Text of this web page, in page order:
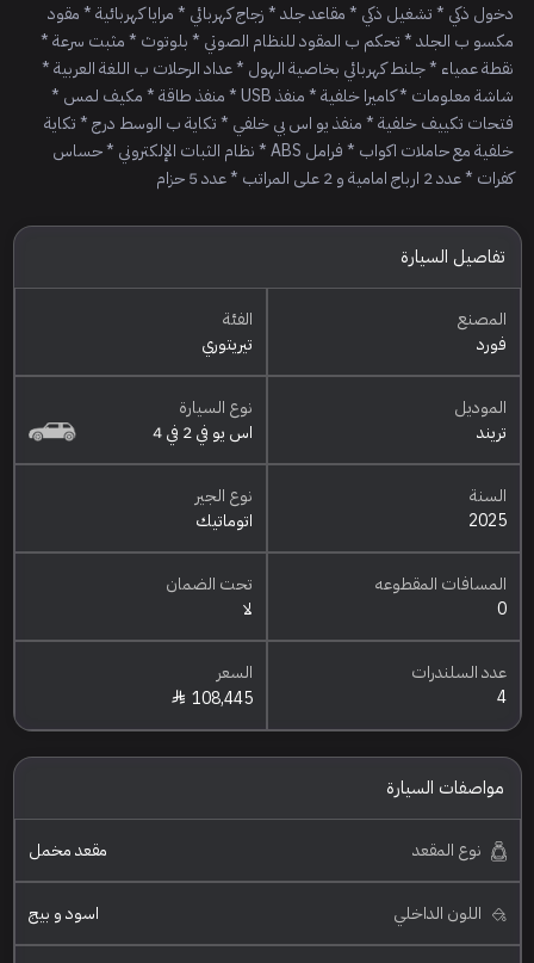
دخول ذكي * تشغيل ذكي * مقاعد جلد * زجاج كهربائي * مرايا كهربائية * مقود
مكسو ب الجلد * تحكم ب المقود للنظام الصوتي * بلوتوث * مثبت سرعة *
نقطة عمياء * جلنط كهربائي بخاصية الهول * عداد الرحلات ب اللغة العربية *
شاشة معلومات * كاميرا خلفية * منفذ USB * منفذ طاقة * مكيف لمس *
فتحات تكييف خلفية * منفذ يو اس بي خلفي * تكاية ب الوسط درج * تكاية
خلفية مع حاملات اكواب * فرامل ABS * نظام الثبات الإلكتروني * حساس
كفرات * عدد 2 ارباج امامية و 2 على المراتب * عدد 5 حزام
تفاصيل السيارة
المصنع
فورد
الفئة
تيريتوري
الموديل
تريند
نوع السيارة
اس يو في 2 في 4
السنة
2025
نوع الجير
اتوماتيك
المسافات المقطوعه
0
تحت الضمان
لا
عدد السلندرات
4
السعر
108,445
مواصفات السيارة
نوع المقعد مقعد مخمل
اللون الداخلي اسود و بيج